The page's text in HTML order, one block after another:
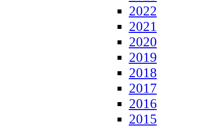
2022
2021
2020
2019
2018
2017
2016
2015